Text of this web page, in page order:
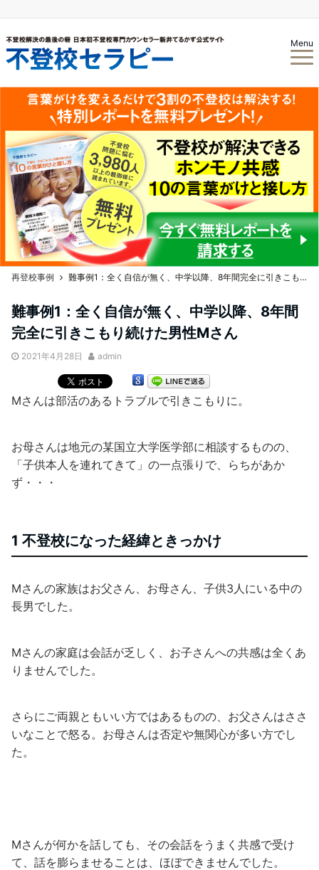
Menu
再登校事例 難事例1：全く自信が無く、中学以降、8年間完全に引きこもり続けた男性Mさん
難事例1：全く自信が無く、中学以降、8年間
完全に引きこもり続けた男性Mさん
2021年4月28日 admin
Mさんは部活のあるトラブルで引きこもりに。
お母さんは地元の某国立大学医学部に相談するものの、
「子供本人を連れてきて」の一点張りで、らちがあか
ず・・・
1 不登校になった経緯ときっかけ
Mさんの家族はお父さん、お母さん、子供3人にいる中の
長男でした。
Mさんの家庭は会話が乏しく、お子さんへの共感は全くあ
りませんでした。
さらにご両親ともいい方ではあるものの、お父さんはささ
いなことで怒る。お母さんは否定や無関心が多い方でし
た。
Mさんが何かを話しても、その会話をうまく共感で受け
て、話を膨らませることは、ほぼできませんでした。